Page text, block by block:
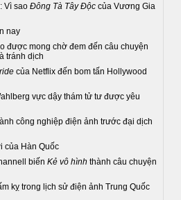
Vì sao Đông Tà Tây Độc của Vương Gia
nay
được mong chờ đem đến câu chuyện
tránh dịch
của Netflix đến bom tấn Hollywood
vực dậy thám tử tư được yêu
công nghiệp điện ảnh trước đại dịch
của Hàn Quốc
biến Kẻ vô hình thành câu chuyện
kỵ trong lịch sử điện ảnh Trung Quốc